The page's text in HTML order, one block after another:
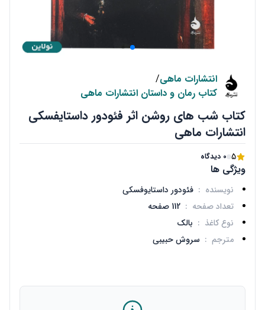
انتشارات ماهی/
کتاب رمان و داستان انتشارات ماهی
کتاب شب های روشن اثر فئودور داستایفسکی
انتشارات ماهی
5 0 دیدگاه
ویژگی ها
نویسنده : فئودور داستایوفسکی
تعداد صفحه : 112 صفحه
نوع کاغذ : بالک
مترجم : سروش حبیبی